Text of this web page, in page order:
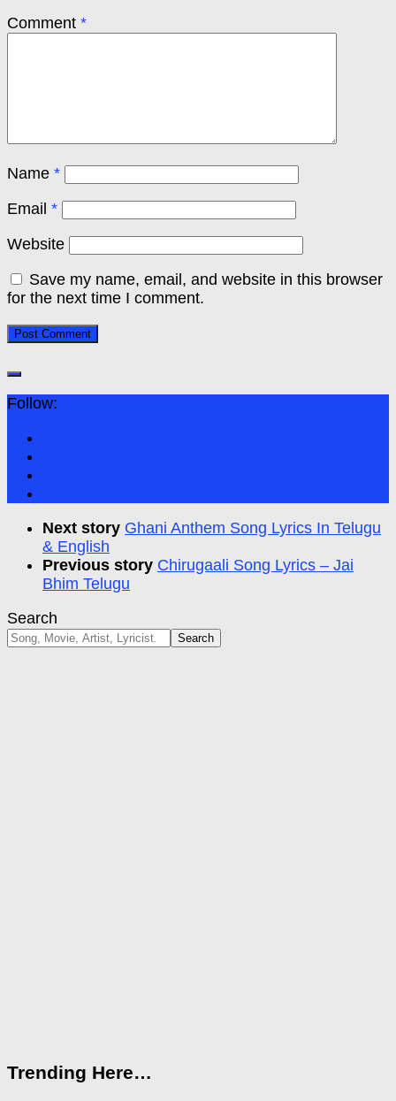
Comment *
Name *
Email *
Website
Save my name, email, and website in this browser
for the next time I comment.
Follow:
Next story Ghani Anthem Song Lyrics In Telugu
& English
Previous story Chirugaali Song Lyrics – Jai
Bhim Telugu
Search
Search
Trending Here…